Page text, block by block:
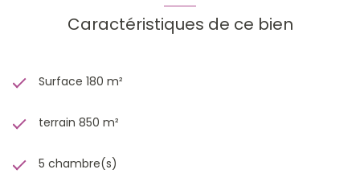
Caractéristiques de ce bien
Surface 180 m²
terrain 850 m²
5 chambre(s)